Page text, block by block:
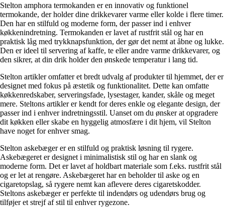
Stelton amphora termokanden er en innovativ og funktionel
termokande, der holder dine drikkevarer varme eller kolde i flere timer.
Den har en stilfuld og moderne form, der passer ind i enhver
køkkenindretning. Termokanden er lavet af rustfrit stål og har en
praktisk låg med trykknapsfunktion, der gør det nemt at åbne og lukke.
Den er ideel til servering af kaffe, te eller andre varme drikkevarer, og
den sikrer, at din drik holder den ønskede temperatur i lang tid.
Stelton artikler omfatter et bredt udvalg af produkter til hjemmet, der er
designet med fokus på æstetik og funktionalitet. Dette kan omfatte
køkkenredskaber, serveringsfade, lysestager, kander, skåle og meget
mere. Steltons artikler er kendt for deres enkle og elegante design, der
passer ind i enhver indretningsstil. Uanset om du ønsker at opgradere
dit køkken eller skabe en hyggelig atmosfære i dit hjem, vil Stelton
have noget for enhver smag.
Stelton askebæger er en stilfuld og praktisk løsning til rygere.
Askebægeret er designet i minimalistisk stil og har en slank og
moderne form. Det er lavet af holdbart materiale som f.eks. rustfrit stål
og er let at rengøre. Askebægeret har en beholder til aske og en
cigaretopslag, så rygere nemt kan aflevere deres cigaretskodder.
Steltons askebæger er perfekte til indendørs og udendørs brug og
tilføjer et strejf af stil til enhver rygezone.